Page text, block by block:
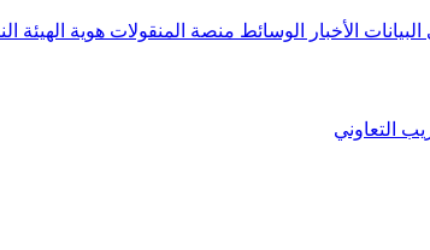
الأخبار الوسائط منصة المنقولات هوية الهيئة
التعاوني